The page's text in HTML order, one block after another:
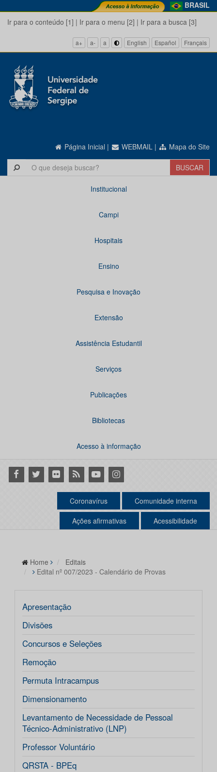
BRASIL
Ir para o conteúdo [1] | Ir para o menu [2] | Ir para a busca [3]
a+ a- a English Español Français
Página Inicial | WEBMAIL | Mapa do Site
Institucional
Campi
Hospitais
Ensino
Pesquisa e Inovação
Extensão
Assistência Estudantil
Serviços
Publicações
Bibliotecas
Acesso à informação
Facebook
Twitter Flickr RSS YoutubeInstagram
Coronavírus Comunidade interna
Ações afirmativas Acessibilidade
Home
Editais
Edital nº 007/2023 - Calendário de Provas
Apresentação
Divisões
Concursos e Seleções
Remoção
Permuta Intracampus
Dimensionamento
Levantamento de Necessidade de Pessoal
Técnico-Administrativo (LNP)
Professor Voluntário
QRSTA - BPEq